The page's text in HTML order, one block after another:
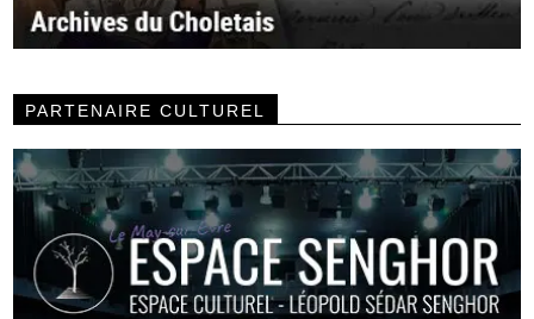
PARTENAIRE CULTUREL